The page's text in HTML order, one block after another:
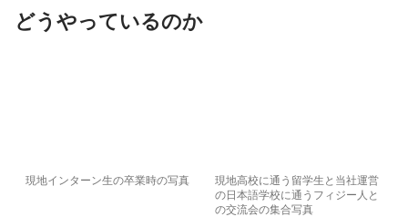
どうやっているのか
現地インターン生の卒業時の写真
現地高校に通う留学生と当社運営
の日本語学校に通うフィジー人と
の交流会の集合写真